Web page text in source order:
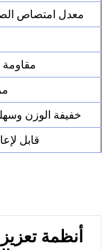
معدل امتصاص
مقاومة
خفيفة الوزن
قابل
أنظمة تعزيز